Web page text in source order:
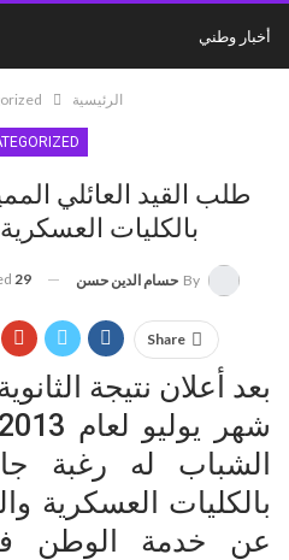
أخبار وطني
الرئيسية
طلب القيد العائلي
بالكليات
By حسام الدين حسن 29 يوليو 2013
Share
بعد أعلان نتيجة
الشباب له رغبة
بالكليات العسكرية
عن خدمة الوطن